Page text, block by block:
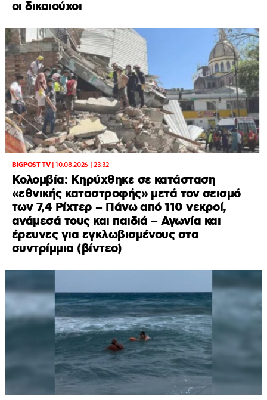
οι δικαιούχοι
BIGPOST TV|10.08.2026 | 23:32
Κολομβία: Κηρύχθηκε σε κατάσταση
«εθνικής καταστροφής» μετά τον σεισμό
των 7,4 Ρίχτερ – Πάνω από 110 νεκροί,
ανάμεσά τους και παιδιά – Αγωνία και
έρευνες για εγκλωβισμένους στα
συντρίμμια (βίντεο)